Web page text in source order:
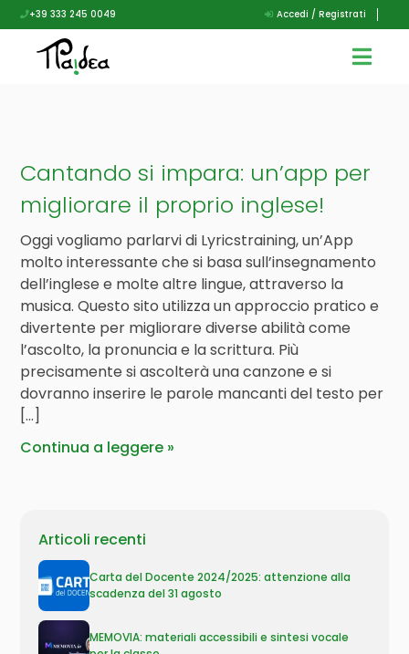
+39 333 245 0049 Accedi / Registrati
Cantando si impara: un’app per
migliorare il proprio inglese!
Oggi vogliamo parlarvi di Lyricstraining, un’App
molto interessante che si basa sull’insegnamento
dell’inglese e molte altre lingue, attraverso la
musica. Questo sito utilizza un approccio pratico e
divertente per migliorare diverse abilità come
l’ascolto, la pronuncia e la scrittura. Più
precisamente si ascolterà una canzone e si
dovranno inserire le parole mancanti del testo per
[…]
Continua a leggere
Articoli recenti
Carta del Docente 2024/2025: attenzione alla
scadenza del 31 agosto
MEMOVIA: materiali accessibili e sintesi vocale